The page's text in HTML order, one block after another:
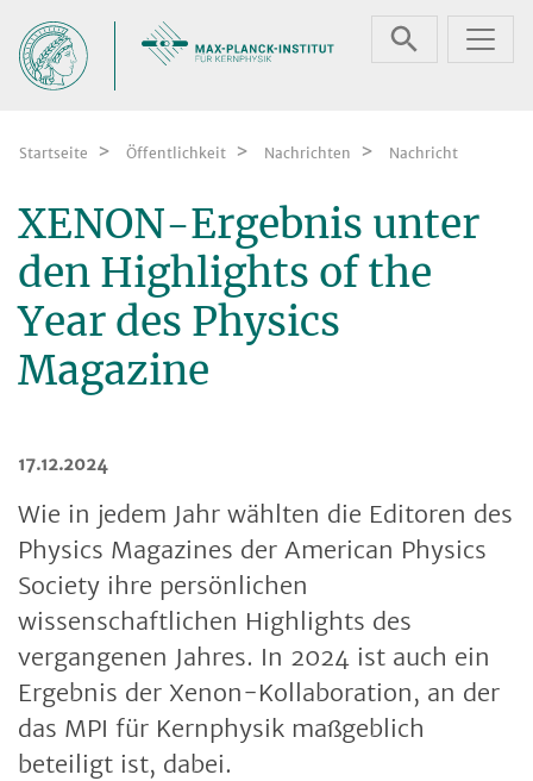
Startseite Öffentlichkeit Nachrichten Nachricht
XENON-Ergebnis unter
den Highlights of the
Year des Physics
Magazine
17.12.2024
Wie in jedem Jahr wählten die Editoren des
Physics Magazines der American Physics
Society ihre persönlichen
wissenschaftlichen Highlights des
vergangenen Jahres. In 2024 ist auch ein
Ergebnis der Xenon-Kollaboration, an der
das MPI für Kernphysik maßgeblich
beteiligt ist, dabei.